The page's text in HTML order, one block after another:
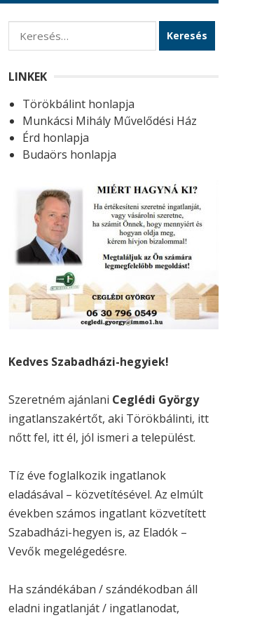
e
s
é
s
LINKEK
Törökbálint honlapja
Munkácsi Mihály Művelődési Ház
Érd honlapja
Budaörs honlapja
Kedves Szabadházi-hegyiek!
Szeretném ajánlani Ceglédi György
ingatlanszakértőt, aki Törökbálinti, itt
nőtt fel, itt él, jól ismeri a települést.
Tíz éve foglalkozik ingatlanok
eladásával – közvetítésével. Az elmúlt
években számos ingatlant közvetített
Szabadházi-hegyen is, az Eladók –
Vevők megelégedésre.
Ha szándékában / szándékodban áll
eladni ingatlanját / ingatlanodat,